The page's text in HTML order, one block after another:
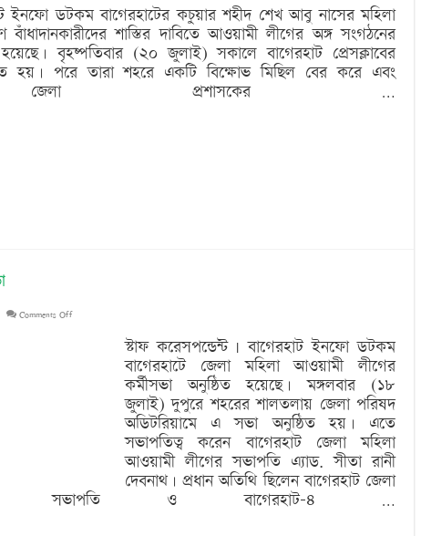
কলেজ
সরকারিকরণ
স্থগিত:
ইনফো ডটকম বাগেরহাটের কচুয়ার শহীদ শেখ আবু নাসের মহিলা
শাস্তির দাবিতে আওয়ামী লীগের অঙ্গ সংগঠনের
হয়েছে। বৃহষ্পতিবার (২০ জুলাই) সকালে বাগেরহাট প্রেসক্লাবের
হয়। পরে তারা শহরে একটি বিক্ষোভ মিছিল বের করে এবং
জেলা প্রশাসকের …
Comments Offon
স্টাফ করেসপন্ডেন্ট | বাগেরহাট ইনফো ডটকম
বাগেরহাটে জেলা মহিলা আওয়ামী লীগের
কর্মীসভা অনুষ্ঠিত হয়েছে। মঙ্গলবার (১৮
জুলাই) দুপুরে শহরের শালতলায় জেলা পরিষদ
অডিটরিয়ামে এ সভা অনুষ্ঠিত হয়। এতে
সভাপতিত্ব করেন বাগেরহাট জেলা মহিলা
আওয়ামী লীগের সভাপতি এ্যাড. সীতা রানী
দেবনাথ। প্রধান অতিথি ছিলেন বাগেরহাট জেলা
সভাপতি ও বাগেরহাট-৪ …